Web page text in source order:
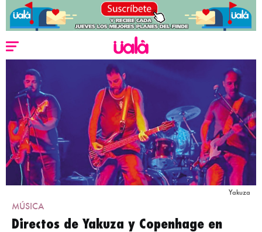
Yakuza
MÚSICA
Directos de Yakuza y Copenhage en